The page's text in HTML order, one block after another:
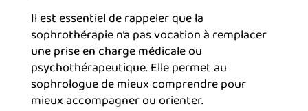
Il est essentiel de rappeler que la
sophrothérapie n’a pas vocation à remplacer
une prise en charge médicale ou
psychothérapeutique. Elle permet au
sophrologue de mieux comprendre pour
mieux accompagner ou orienter.